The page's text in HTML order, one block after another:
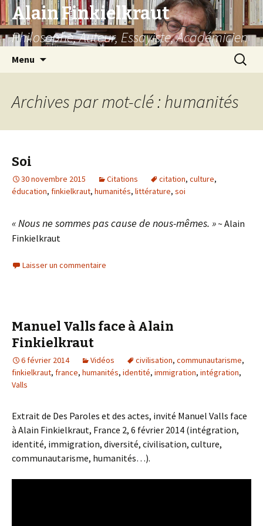
Alain Finkielkraut
Philosophe, Auteur, Essayiste, Académicien
Menu
Archives par mot-clé : humanités
Soi
30 novembre 2015 Citations citation, culture,
éducation, finkielkraut, humanités, littérature, soi
« Nous ne sommes pas cause de nous-mêmes. »~ Alain
Finkielkraut
Laisser un commentaire
Manuel Valls face à Alain
Finkielkraut
6 février 2014 Vidéos civilisation, communautarisme,
finkielkraut, france, humanités, identité, immigration, intégration,
Valls
Extrait de Des Paroles et des actes, invité Manuel Valls face
à Alain Finkielkraut, France 2, 6 février 2014 (intégration,
identité, immigration, diversité, civilisation, culture,
communautarisme, humanités…).